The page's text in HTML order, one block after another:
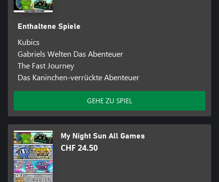
Enthaltene Spiele
Kubics
Gabriels Welten Das Abenteuer
The Fast Journey
Das Kaninchen-verrückte Abenteuer
GEHE ZU SPIEL
My Night Sun All Games
CHF 24.50